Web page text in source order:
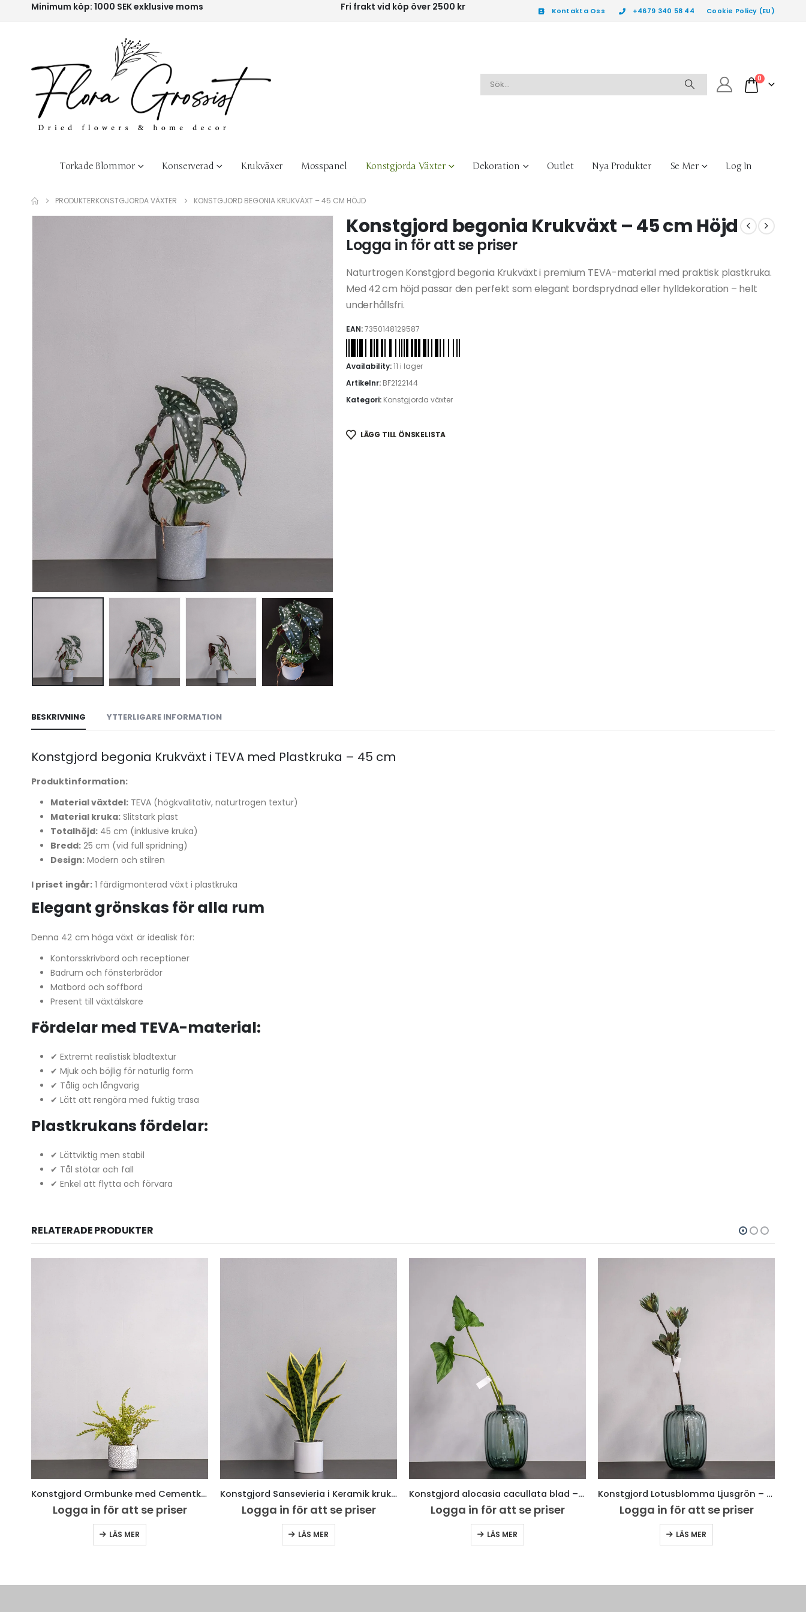
Minimum köp: 1000 SEK exklusive moms Fri frakt vid köp över 2500 kr Kontakta Oss +4679 340 58 44 Cookie Policy (EU)
0
Torkade Blommor Konserverad Krukväxer Mosspanel Konstgjorda Växter Dekoration Outlet Nya Produkter Se Mer Log In
PRODUKTERKONSTGJORDA VÄXTER KONSTGJORD BEGONIA KRUKVÄXT – 45 CM HÖJD
Konstgjord begonia Krukväxt – 45 cm Höjd
Logga in för att se priser
Naturtrogen Konstgjord begonia Krukväxt i premium TEVA-material med praktisk plastkruka.
Med 42 cm höjd passar den perfekt som elegant bordsprydnad eller hylldekoration – helt
underhållsfri.
EAN:7350148129587
Availability:11 i lager
Artikelnr: BF2122144
Kategori: Konstgjorda växter
LÄGG TILL ÖNSKELISTA
BESKRIVNING YTTERLIGARE INFORMATION
Konstgjord begonia Krukväxt i TEVA med Plastkruka – 45 cm
Produktinformation:
Material växtdel: TEVA (högkvalitativ, naturtrogen textur)
Material kruka: Slitstark plast
Totalhöjd: 45 cm (inklusive kruka)
Bredd: 25 cm (vid full spridning)
Design: Modern och stilren
I priset ingår: 1 färdigmonterad växt i plastkruka
Elegant grönskas för alla rum
Denna 42 cm höga växt är idealisk för:
Kontorsskrivbord och receptioner
Badrum och fönsterbrädor
Matbord och soffbord
Present till växtälskare
Fördelar med TEVA-material:
✔ Extremt realistisk bladtextur
✔ Mjuk och böjlig för naturlig form
✔ Tålig och långvarig
✔ Lätt att rengöra med fuktig trasa
Plastkrukans fördelar:
✔ Lättviktig men stabil
✔ Tål stötar och fall
✔ Enkel att flytta och förvara
RELATERADE PRODUKTER
Konstgjord Ormbunke med Cementkruka – 37 cm Höjd
Logga in för att se priser
LÄS MER
Konstgjord Sansevieria i Keramik kruka – 40 cm
Logga in för att se priser
LÄS MER
Konstgjord alocasia cacullata blad – 75 cm Naturtroget Bladverk
Logga in för att se priser
LÄS MER
Konstgjord Lotusblomma Ljusgrön – 83 cm Naturtroget Bladverk
Logga in för att se priser
LÄS MER